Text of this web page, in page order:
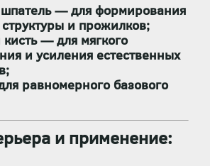
— для формирования
и прожилков;
— для мягкого
и усиления естественных
равномерного базового
и применение: